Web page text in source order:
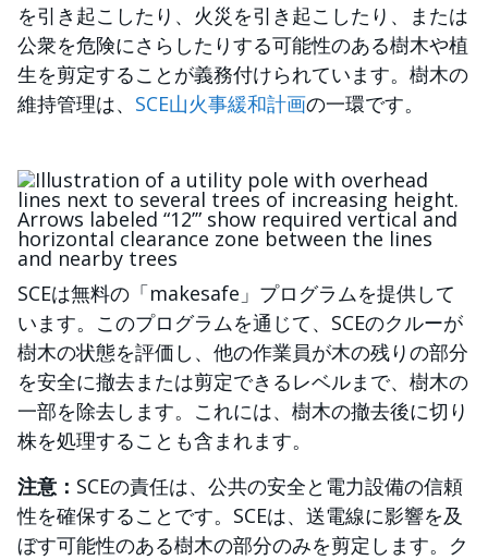
を引き起こしたり、火災を引き起こしたり、または
公衆を危険にさらしたりする可能性のある樹木や植
生を剪定することが義務付けられています。樹木の
維持管理は、 SCE山火事緩和計画の一環です。
画像
SCEは無料の「makesafe」プログラムを提供して
います。このプログラムを通じて、SCEのクルーが
樹木の状態を評価し、他の作業員が木の残りの部分
を安全に撤去または剪定できるレベルまで、樹木の
一部を除去します。これには、樹木の撤去後に切り
株を処理することも含まれます。
注意： SCEの責任は、公共の安全と電力設備の信頼
性を確保することです。SCEは、送電線に影響を及
ぼす可能性のある樹木の部分のみを剪定します。ク